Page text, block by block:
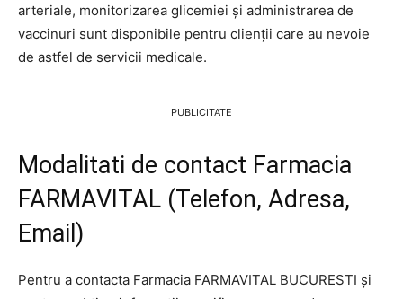
arteriale, monitorizarea glicemiei și administrarea de
vaccinuri sunt disponibile pentru clienții care au nevoie
de astfel de servicii medicale.
PUBLICITATE
Modalitati de contact Farmacia
FARMAVITAL (Telefon, Adresa,
Email)
Pentru a contacta Farmacia FARMAVITAL BUCURESTI și